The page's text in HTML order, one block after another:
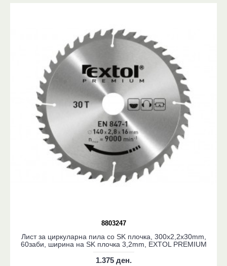
8803247
Лист за циркуларна пила со SK плочка, 300x2,2x30mm,
60заби, ширина на SK плочка 3,2mm, EXTOL PREMIUM
1.375 ден.